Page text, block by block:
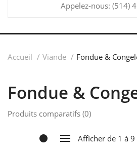
Appelez-nous: (514)
Accueil Viande Fondue &
Fondue &
Produits comparatifs (0)
Afficher de 1 à 9